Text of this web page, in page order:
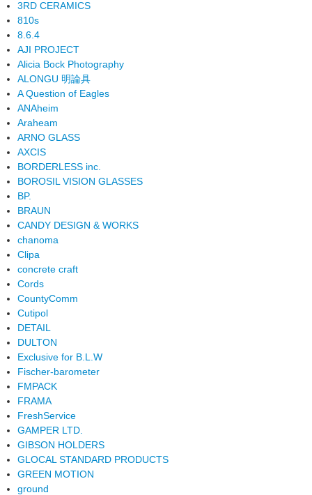
3RD CERAMICS
810s
8.6.4
AJI PROJECT
Alicia Bock Photography
ALONGU 明論具
A Question of Eagles
ANAheim
Araheam
ARNO GLASS
AXCIS
BORDERLESS inc.
BOROSIL VISION GLASSES
BP.
BRAUN
CANDY DESIGN & WORKS
chanoma
Clipa
concrete craft
Cords
CountyComm
Cutipol
DETAIL
DULTON
Exclusive for B.L.W
Fischer-barometer
FMPACK
FRAMA
FreshService
GAMPER LTD.
GIBSON HOLDERS
GLOCAL STANDARD PRODUCTS
GREEN MOTION
ground